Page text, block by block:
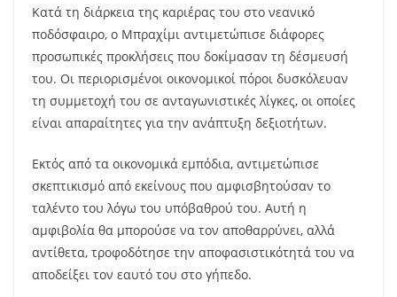
Κατά τη διάρκεια της καριέρας του στο νεανικό
ποδόσφαιρο, ο Μπραχίμι αντιμετώπισε διάφορες
προσωπικές προκλήσεις που δοκίμασαν τη δέσμευσή
του. Οι περιορισμένοι οικονομικοί πόροι δυσκόλευαν
τη συμμετοχή του σε ανταγωνιστικές λίγκες, οι οποίες
είναι απαραίτητες για την ανάπτυξη δεξιοτήτων.
Εκτός από τα οικονομικά εμπόδια, αντιμετώπισε
σκεπτικισμό από εκείνους που αμφισβητούσαν το
ταλέντο του λόγω του υπόβαθρού του. Αυτή η
αμφιβολία θα μπορούσε να τον αποθαρρύνει, αλλά
αντίθετα, τροφοδότησε την αποφασιστικότητά του να
αποδείξει τον εαυτό του στο γήπεδο.